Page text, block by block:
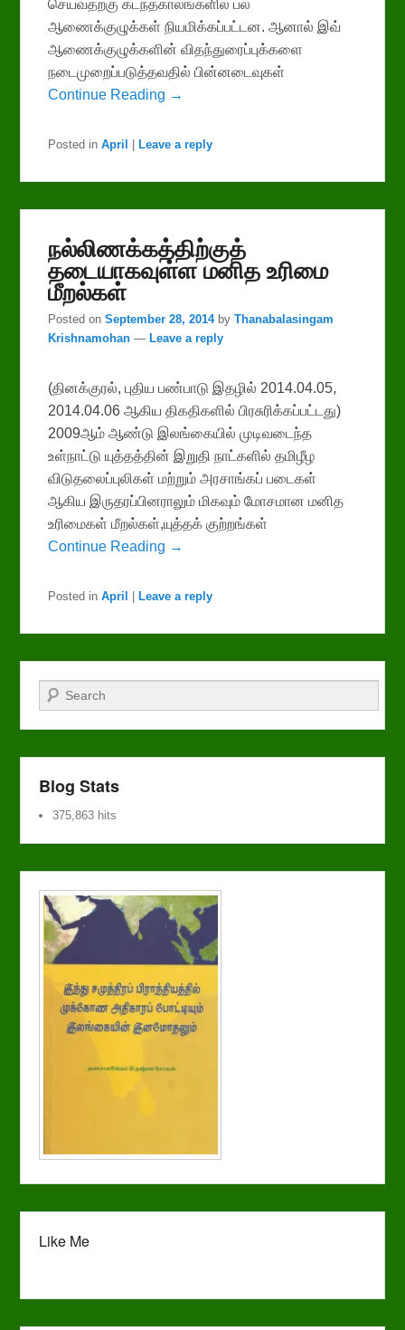
செய்வதற்கு கடந்தகாலங்களில் பல
ஆணைக்குழுக்கள் நியமிக்கப்பட்டன. ஆனால் இவ்
ஆணைக்குழுக்களின் விதந்துரைப்புக்களை
நடைமுறைப்படுத்தவதில் பின்னடைவுகள்
Continue Reading →
Posted in April Leave a reply
நல்லிணக்கத்திற்குத்
தடையாகவுள்ள மனித உரிமை
மீறல்கள்
Posted onSeptember 28, 2014 byThanabalasingam
Krishnamohan — Leave a reply
(தினக்குரல், புதிய பண்பாடு இதழில் 2014.04.05,
2014.04.06 ஆகிய திகதிகளில் பிரசுரிக்கப்பட்டது)
2009ஆம் ஆண்டு இலங்கையில் முடிவடைந்த
உள்நாட்டு யுத்தத்தின் இறுதி நாட்களில் தமிழீழ
விடுதலைப்புலிகள் மற்றும் அரசாங்கப் படைகள்
ஆகிய இருதரப்பினராலும் மிகவும் மோசமான மனித
உரிமைகள் மீறல்கள்,யுத்தக் குற்றங்கள்
Continue Reading →
Posted in April Leave a reply
Search
Blog Stats
375,863 hits
Like Me